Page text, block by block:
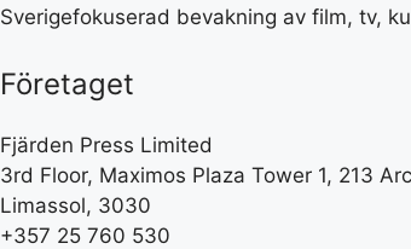
Sverigefokuserad bevakning av film, tv,
Företaget
Fjärden Press Limited
3rd Floor, Maximos Plaza Tower 1, 213
Limassol, 3030
+357 25 760 530